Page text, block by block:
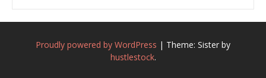
Proudly powered by WordPress | Theme: Sister by
hustlestock.